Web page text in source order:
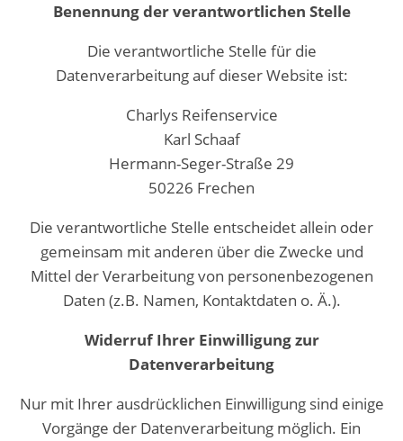
Benennung der verantwortlichen Stelle
Die verantwortliche Stelle für die
Datenverarbeitung auf dieser Website ist:
Charlys Reifenservice
Karl Schaaf
Hermann-Seger-Straße 29
50226 Frechen
Die verantwortliche Stelle entscheidet allein oder
gemeinsam mit anderen über die Zwecke und
Mittel der Verarbeitung von personenbezogenen
Daten (z.B. Namen, Kontaktdaten o. Ä.).
Widerruf Ihrer Einwilligung zur
Datenverarbeitung
Nur mit Ihrer ausdrücklichen Einwilligung sind einige
Vorgänge der Datenverarbeitung möglich. Ein